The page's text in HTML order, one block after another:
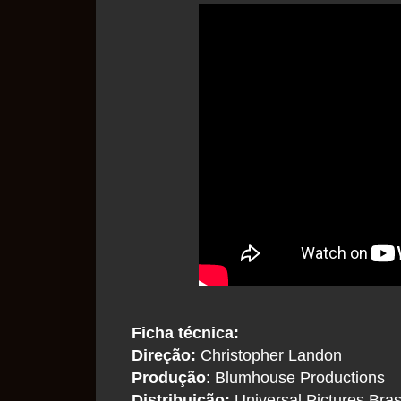
Ficha técnica:
Direção: Christopher Landon
Produção: Blumhouse Productions